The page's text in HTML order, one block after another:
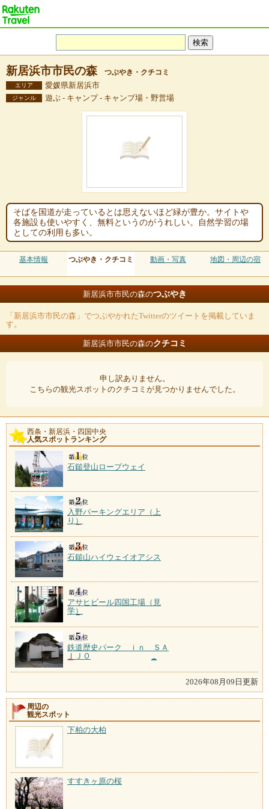
新居浜市市民の森 つぶやき・クチコミ
エリア 愛媛県新居浜市
ジャンル 遊ぶ - キャンプ - キャンプ場・野営場
そばを国道が走っているとは思えないほど緑が豊か。サイトや
各施設も使いやすく、無料というのがうれしい。自然学習の場
としての利用も多い。
基本情報 つぶやき・クチコミ 動画・写真 地図・周辺の宿
新居浜市市民の森のつぶやき
「新居浜市市民の森」でつぶやかれたTwitterのツイートを掲載していま
す。
新居浜市市民の森のクチコミ
申し訳ありません。
こちらの観光スポットのクチコミが見つかりませんでした。
西条・新居浜・四国中央
人気スポットランキング
石鎚登山ロープウェイ
入野パーキングエリア（上
り）
石鎚山ハイウェイオアシス
アサヒビール四国工場（見
学）
鉄道歴史パーク ｉｎ ＳＡ
ＩＪＯ
2026年08月09日更新
周辺の
観光スポット
下柏の大柏
すすきヶ原の桜